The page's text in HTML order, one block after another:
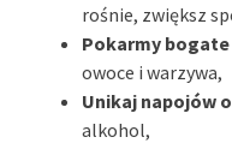
rośnie, zwiększ
Pokarmy bogate
owoce i warzywa,
Unikaj napojów
alkohol,